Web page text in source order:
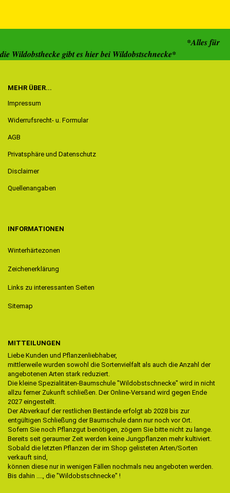
*Alles für
die Wildobsthecke gibt es hier bei Wildobstschnecke*
MEHR ÜBER...
Impressum
Widerrufsrecht- u. Formular
AGB
Privatsphäre und Datenschutz
Disclaimer
Quellenangaben
INFORMATIONEN
Winterhärtezonen
Zeichenerklärung
Links zu interessanten Seiten
Sitemap
MITTEILUNGEN
Liebe Kunden und Pflanzenliebhaber,
mittlerweile wurden sowohl die Sortenvielfalt als auch die Anzahl der
angebotenen Arten stark reduziert.
Die kleine Spezialitäten-Baumschule "Wildobstschnecke" wird in nicht
allzu ferner Zukunft schließen. Der Online-Versand wird gegen Ende
2027 eingestellt.
Der Abverkauf der restlichen Bestände erfolgt ab 2028 bis zur
entgültigen Schließung der Baumschule dann nur noch vor Ort.
Sofern Sie noch Pflanzgut benötigen, zögern Sie bitte nicht zu lange.
Bereits seit geraumer Zeit werden keine Jungpflanzen mehr kultiviert.
Sobald die letzten Pflanzen der im Shop gelisteten Arten/Sorten
verkauft sind,
können diese nur in wenigen Fällen nochmals neu angeboten werden.
Bis dahin ...., die "Wildobstschnecke" !